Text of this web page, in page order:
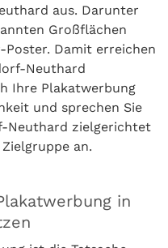
aus. Darunter
Großflächen
Damit erreichen
Neuthard
Ihre Plakatwerbung
und sprechen Sie
Neuthard zielgerichtet
an.
in